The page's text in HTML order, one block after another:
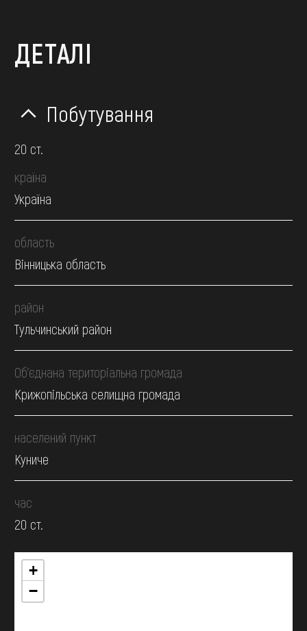
ДЕТАЛІ
Побутування
20 ст.
країна
Україна
область
Вінницька область
район
Тульчинський район
Об’єднана територіальна громада
Крижопільська селищна громада
населений пункт
Куниче
час
20 ст.
+
−